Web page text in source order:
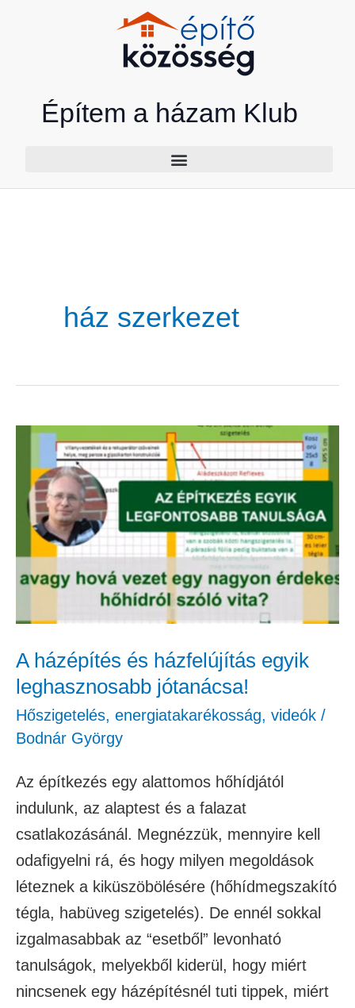
Építem a házam Klub
ház szerkezet
A házépítés és házfelújítás egyik
leghasznosabb jótanácsa!
Hőszigetelés, energiatakarékosság, videók /
Bodnár György
Az építkezés egy alattomos hőhídjától
indulunk, az alaptest és a falazat
csatlakozásánál. Megnézzük, mennyire kell
odafigyelni rá, és hogy milyen megoldások
léteznek a kiküszöbölésére (hőhídmegszakító
tégla, habüveg szigetelés). De ennél sokkal
izgalmasabbak az “esetből” levonható
tanulságok, melyekből kiderül, hogy miért
nincsenek egy házépítésnél tuti tippek, miért
házépítés
és
házfelújítás
egyik
leghasznosabb
jótanácsa!